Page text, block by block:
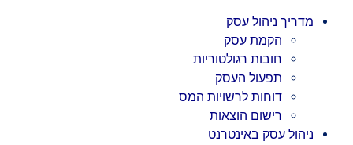
מדריך ניהול עסק
הקמת עסק
חובות רגולטוריות
תפעול העסק
דוחות לרשויות המס
רישום הוצאות
ניהול עסק באינטרנט